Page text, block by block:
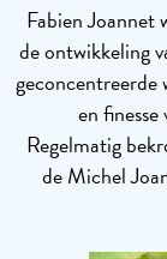
Fabien Joannet
de ontwikkeling
geconcentreerde
en
Regelmatig
de Michel